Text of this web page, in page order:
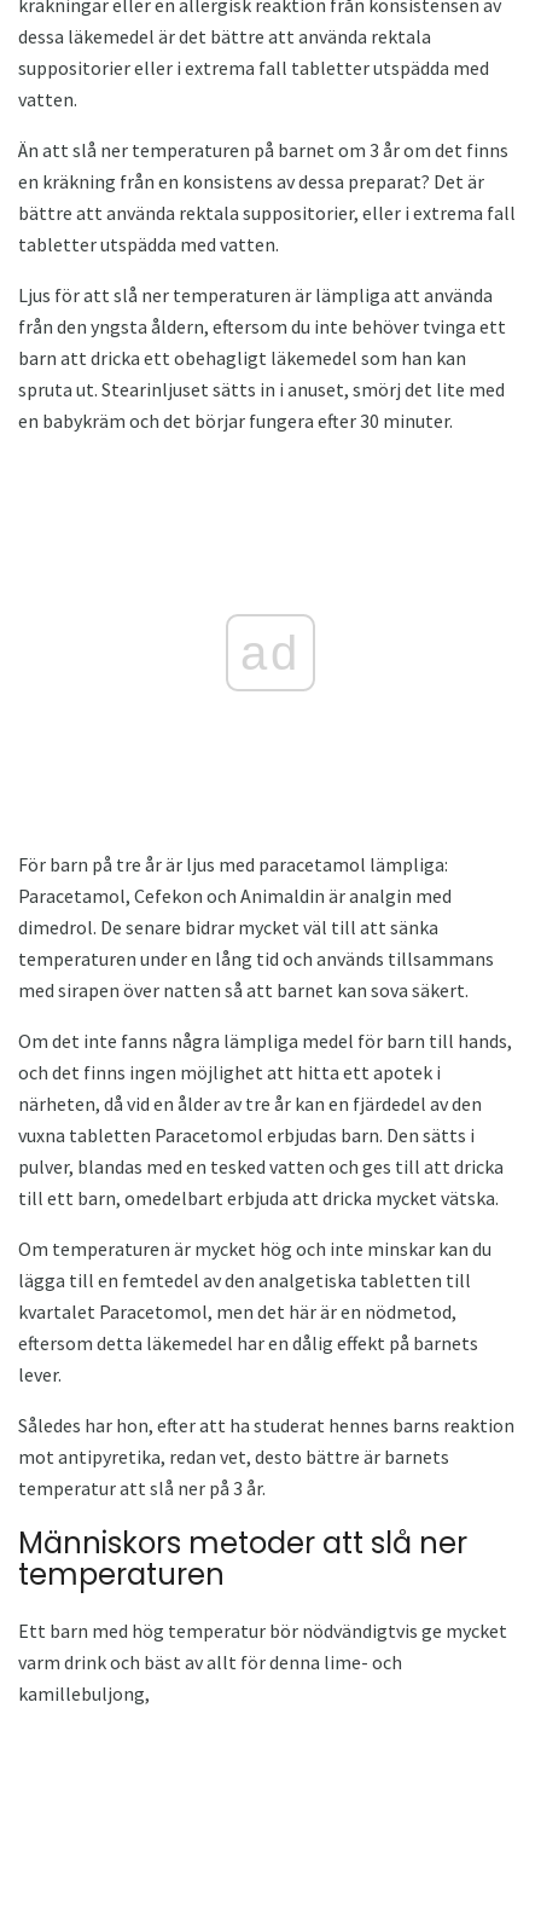
kräkningar eller en allergisk reaktion från konsistensen av
dessa läkemedel är det bättre att använda rektala
suppositorier eller i extrema fall tabletter utspädda med
vatten.
Än att slå ner temperaturen på barnet om 3 år om det finns
en kräkning från en konsistens av dessa preparat? Det är
bättre att använda rektala suppositorier, eller i extrema fall
tabletter utspädda med vatten.
Ljus för att slå ner temperaturen är lämpliga att använda
från den yngsta åldern, eftersom du inte behöver tvinga ett
barn att dricka ett obehagligt läkemedel som han kan
spruta ut. Stearinljuset sätts in i anuset, smörj det lite med
en babykräm och det börjar fungera efter 30 minuter.
ad
För barn på tre år är ljus med paracetamol lämpliga:
Paracetamol, Cefekon och Animaldin är analgin med
dimedrol. De senare bidrar mycket väl till att sänka
temperaturen under en lång tid och används tillsammans
med sirapen över natten så att barnet kan sova säkert.
Om det inte fanns några lämpliga medel för barn till hands,
och det finns ingen möjlighet att hitta ett apotek i
närheten, då vid en ålder av tre år kan en fjärdedel av den
vuxna tabletten Paracetomol erbjudas barn. Den sätts i
pulver, blandas med en tesked vatten och ges till att dricka
till ett barn, omedelbart erbjuda att dricka mycket vätska.
Om temperaturen är mycket hög och inte minskar kan du
lägga till en femtedel av den analgetiska tabletten till
kvartalet Paracetomol, men det här är en nödmetod,
eftersom detta läkemedel har en dålig effekt på barnets
lever.
Således har hon, efter att ha studerat hennes barns reaktion
mot antipyretika, redan vet, desto bättre är barnets
temperatur att slå ner på 3 år.
Människors metoder att slå ner
temperaturen
Ett barn med hög temperatur bör nödvändigtvis ge mycket
varm drink och bäst av allt för denna lime- och
kamillebuljong,